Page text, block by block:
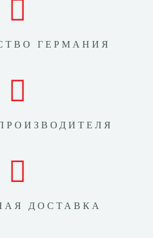
ГЕРМАНИЯ
ДОСТАВКА